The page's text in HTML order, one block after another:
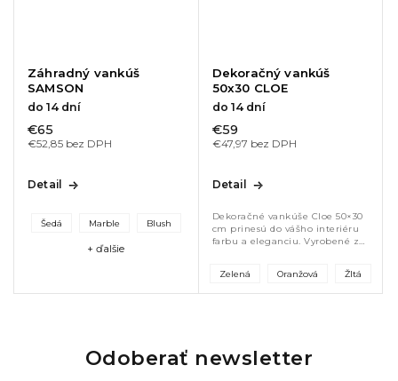
Záhradný vankúš
SAMSON
do 14 dní
€52,85 bez DPH
€65
Detail
Šedá Marble Blush
+ ďalšie
Dekoračný vankúš
50x30 CLOE
do 14 dní
€47,97 bez DPH
€59
Detail
Dekoračné vankúše Cloe 50×30
cm prinesú do vášho interiéru
farbu a eleganciu. Vyrobené zo
štruktúru. Dostupné v žltej,...
Zelená Oranžová Žltá
Odoberať newsletter